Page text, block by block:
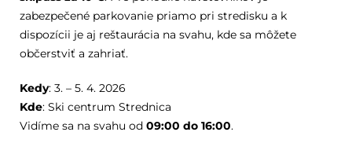
zabezpečené parkovanie priamo pri stredisku a k
dispozícii je aj reštaurácia na svahu, kde sa môžete
občerstviť a zahriať.
Kedy: 3. – 5. 4. 2026
Kde: Ski centrum Strednica
Vidíme sa na svahu od 09:00 do 16:00.